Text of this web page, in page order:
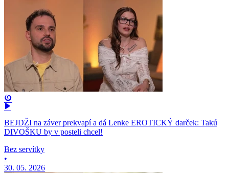
BEJDŽI na záver prekvapí a dá Lenke EROTICKÝ darček: Takú
DIVOŠKU by v posteli chcel!
Bez servítky
•
30. 05. 2026